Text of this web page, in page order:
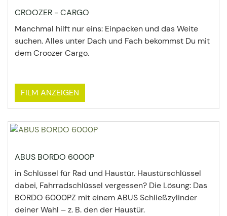
CROOZER - CARGO
Manchmal hilft nur eins: Einpacken und das Weite
suchen. Alles unter Dach und Fach bekommst Du mit
dem Croozer Cargo.
FILM ANZEIGEN
ABUS BORDO 6000P
in Schlüssel für Rad und Haustür. Haustürschlüssel
dabei, Fahrradschlüssel vergessen? Die Lösung: Das
BORDO 6000PZ mit einem ABUS Schließzylinder
deiner Wahl – z. B. den der Haustür.